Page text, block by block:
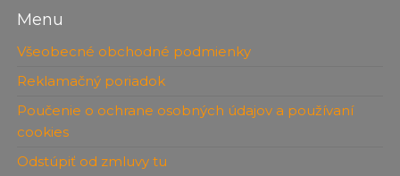
Menu
Všeobecné obchodné podmienky
Reklamačný poriadok
Poučenie o ochrane osobných údajov a používaní
cookies
Odstúpiť od zmluvy tu